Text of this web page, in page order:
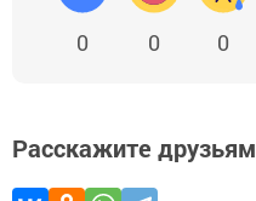
0 0 0
Расскажите друзьям